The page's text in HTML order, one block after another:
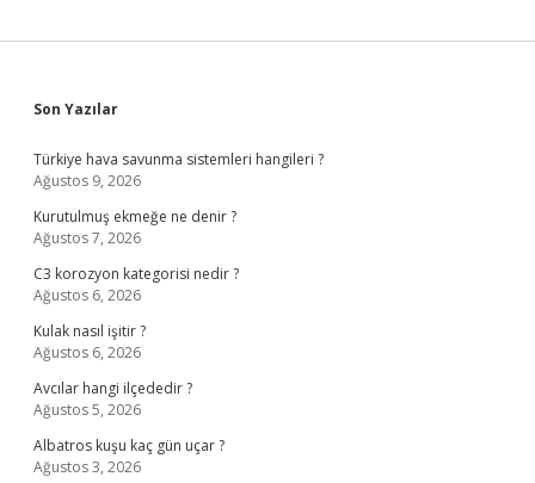
Sidebar
Son Yazılar
Türkiye hava savunma sistemleri hangileri ?
Ağustos 9, 2026
Kurutulmuş ekmeğe ne denir ?
Ağustos 7, 2026
C3 korozyon kategorisi nedir ?
Ağustos 6, 2026
Kulak nasıl işitir ?
Ağustos 6, 2026
Avcılar hangi ilçededir ?
Ağustos 5, 2026
Albatros kuşu kaç gün uçar ?
Ağustos 3, 2026